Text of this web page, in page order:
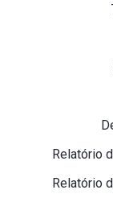
Relatório
Relatório